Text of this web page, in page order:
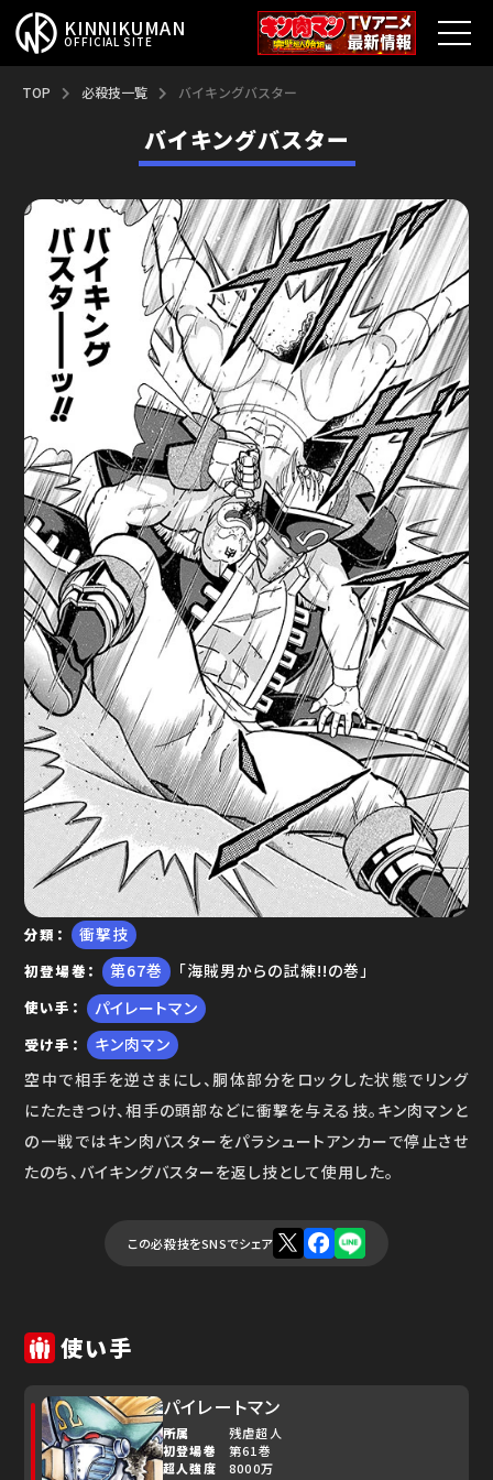
KINNIKUMAN
OFFICIAL SITE
TOP
キン肉マンとは？
最新情報
アニメ
コミックス
特集
超人総選挙
新超人募集
ゆで問答
TOP 必殺技一覧 バイキングバスター
バイキングバスター
分類 衝撃技
初登場巻 67 「海賊男からの試練!!の巻」
使い手 パイレートマン
受け手
キン肉マン
空中で相手を逆さまにし、胴体部分をロックした状態でリング
にたたきつけ、相手の頭部などに衝撃を与える技。キン肉マンと
の一戦ではキン肉バスターをパラシュートアンカーで停止させ
たのち、バイキングバスターを返し技として使用した。
この必殺技をSNSでシェア
使い手
パイレートマン
所属
残虐超人
初登場巻
第61巻
超人強度
8000万